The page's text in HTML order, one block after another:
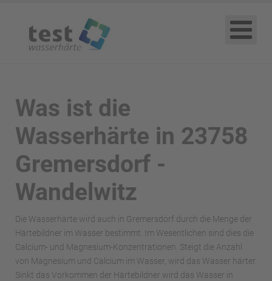
Was ist die
Wasserhärte in 23758
Gremersdorf -
Wandelwitz
Die Wasserhärte wird auch in Gremersdorf durch die Menge der
Härtebildner im Wasser bestimmt. Im Wesentlichen sind dies die
Calcium- und Magnesium-Konzentrationen. Steigt die Anzahl
von Magnesium und Calcium im Wasser, wird das Wasser härter.
Sinkt das Vorkommen der Härtebildner wird das Wasser in